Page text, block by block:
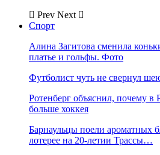
Prev Next
Спорт
Алина Загитова сменила
платье и гольфы. Фото
Футболист чуть не свернул
Ротенберг объяснил, почему в
больше хоккея
Барнаульцы поели ароматных
лотерее на 20-летии Трассы…